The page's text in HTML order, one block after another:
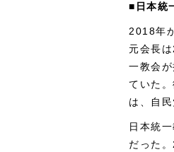
■日本統
2018年
元会長
一教会
ていた
は、自
日本統
だった